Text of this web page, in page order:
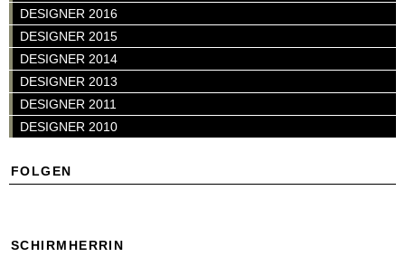
DESIGNER 2016
DESIGNER 2015
DESIGNER 2014
DESIGNER 2013
DESIGNER 2011
DESIGNER 2010
FOLGEN
SCHIRMHERRIN